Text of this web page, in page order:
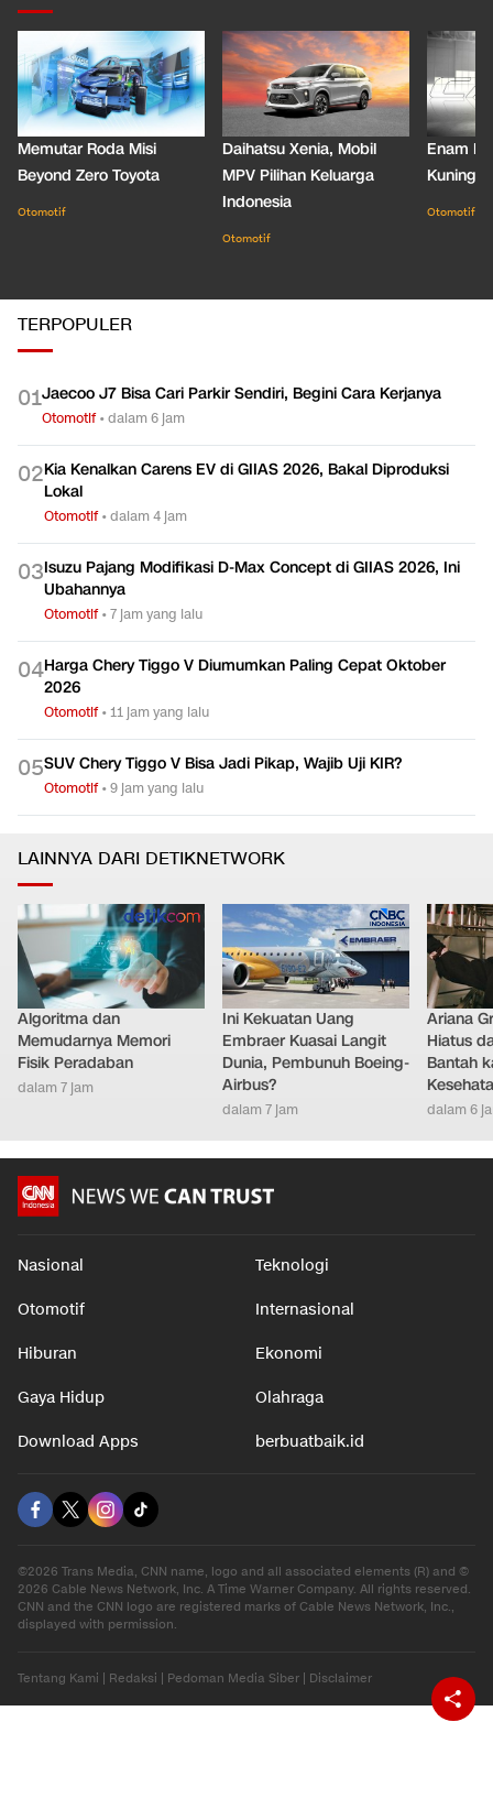
Memutar Roda Misi
Beyond Zero Toyota
Otomotif
Daihatsu Xenia, Mobil
MPV Pilihan Keluarga
Indonesia
Otomotif
Enam
Kuning
Otomotif
TERPOPULER
01Jaecoo J7 Bisa Cari Parkir Sendiri, Begini Cara Kerjanya
Otomotif•dalam 6 jam
02Kia Kenalkan Carens EV di GIIAS 2026, Bakal Diproduksi
Lokal
Otomotif•dalam 4 jam
03Isuzu Pajang Modifikasi D-Max Concept di GIIAS 2026, Ini
Ubahannya
Otomotif•7 jam yang lalu
04Harga Chery Tiggo V Diumumkan Paling Cepat Oktober
2026
Otomotif•11 jam yang lalu
05SUV Chery Tiggo V Bisa Jadi Pikap, Wajib Uji KIR?
Otomotif•9 jam yang lalu
LAINNYA DARI DETIKNETWORK
Algoritma dan
Memudarnya Memori
Fisik Peradaban
dalam 7 jam
Ini Kekuatan Uang
Embraer Kuasai Langit
Dunia, Pembunuh Boeing-
Airbus?
dalam 7 jam
Ariana
Hiatus
Bantah
dalam 6
Nasional Teknologi
Otomotif Internasional
Hiburan Ekonomi
Gaya Hidup Olahraga
Download Apps berbuatbaik.id
©2026 Trans Media, CNN name, logo and all associated elements (R) and ©
2026 Cable News Network, Inc. A Time Warner Company. All rights reserved.
CNN and the CNN logo are registered marks of Cable News Network, Inc.,
displayed with permission.
Tentang Kami Redaksi Pedoman Media Siber Disclaimer